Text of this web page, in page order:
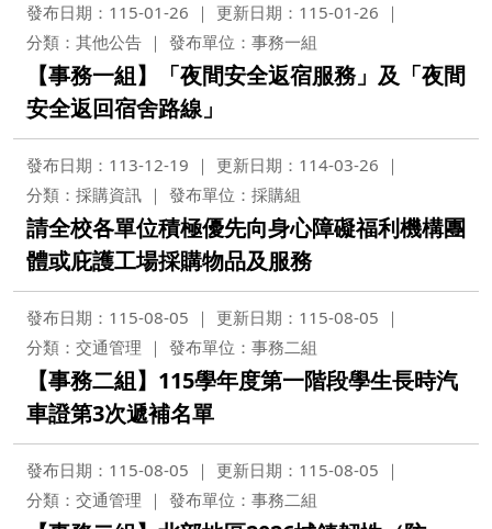
發布日期：115-01-26
更新日期：115-01-26
分類：其他公告
發布單位：事務一組
【事務一組】「夜間安全返宿服務」及「夜間
安全返回宿舍路線」
發布日期：113-12-19
更新日期：114-03-26
分類：採購資訊
發布單位：採購組
請全校各單位積極優先向身心障礙福利機構團
體或庇護工場採購物品及服務
發布日期：115-08-05
更新日期：115-08-05
分類：交通管理
發布單位：事務二組
【事務二組】115學年度第一階段學生長時汽
車證第3次遞補名單
發布日期：115-08-05
更新日期：115-08-05
分類：交通管理
發布單位：事務二組